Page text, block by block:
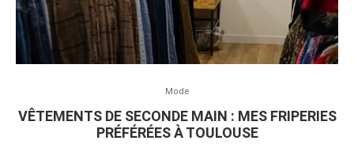
Mode
VÊTEMENTS DE SECONDE MAIN : MES FRIPERIES
PRÉFÉRÉES À TOULOUSE